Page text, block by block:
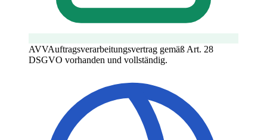
AVVAuftragsverarbeitungsvertrag gemäß Art. 28
DSGVO vorhanden und vollständig.